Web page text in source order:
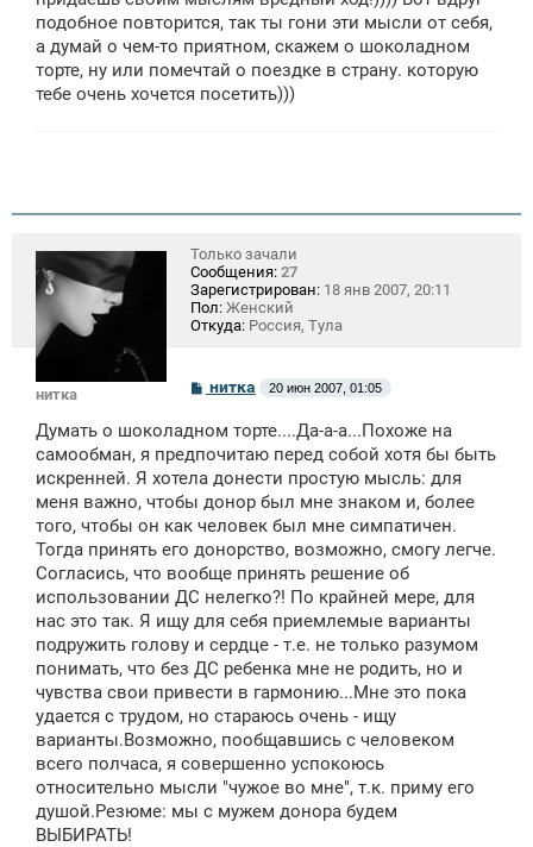
н
и
подобное повторится, так ты гони эти мысли от себя,
а думай о чем-то приятном, скажем о шоколадном
торте, ну или помечтай о поездке в страну. которую
тебе очень хочется посетить)))
нитка
Только зачали
Сообщения: 27
Зарегистрирован: 18 янв 2007, 20:11
Пол: Женский
Откуда: Россия, Тула
С
б
щ
н
и
нитка 20 июн 2007, 01:05
Думать о шоколадном торте....Да-а-а...Похоже на
самообман, я предпочитаю перед собой хотя бы быть
искренней. Я хотела донести простую мысль: для
меня важно, чтобы донор был мне знаком и, более
того, чтобы он как человек был мне симпатичен.
Тогда принять его донорство, возможно, смогу легче.
Согласись, что вообще принять решение об
использовании ДС нелегко?! По крайней мере, для
нас это так. Я ищу для себя приемлемые варианты
подружить голову и сердце - т.е. не только разумом
понимать, что без ДС ребенка мне не родить, но и
чувства свои привести в гармонию...Мне это пока
удается с трудом, но стараюсь очень - ищу
варианты.Возможно, пообщавшись с человеком
всего полчаса, я совершенно успокоюсь
относительно мысли "чужое во мне", т.к. приму его
душой.Резюме: мы с мужем донора будем
ВЫБИРАТЬ!